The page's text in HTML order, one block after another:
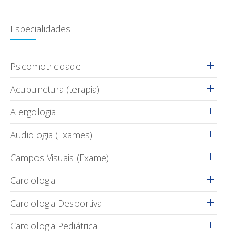
Especialidades
Psicomotricidade
Acupunctura (terapia)
Alergologia
Audiologia (Exames)
Campos Visuais (Exame)
Cardiologia
Cardiologia Desportiva
Cardiologia Pediátrica